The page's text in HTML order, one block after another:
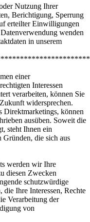
Nutzung Ihrer
Berichtigung, Sperrung
erteilter Einwilligungen
wenden
in unserem
einer
Interessen
verarbeiten, können Sie
widersprechen.
Direktmarketings, können
ausüben. Soweit die
steht Ihnen ein
die sich aus
werden wir Ihre
diesen Zwecken
schutzwürdige
Ihre Interessen, Rechte
Verarbeitung der
von